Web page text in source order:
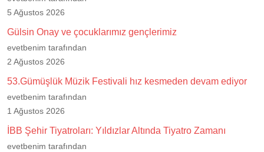
5 Ağustos 2026
Gülsin Onay ve çocuklarımız gençlerimiz
evetbenim tarafından
2 Ağustos 2026
53.Gümüşlük Müzik Festivali hız kesmeden devam ediyor
evetbenim tarafından
1 Ağustos 2026
İBB Şehir Tiyatroları: Yıldızlar Altında Tiyatro Zamanı
evetbenim tarafından